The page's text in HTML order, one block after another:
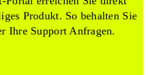
Produkt. So behalten Sie
Ihre Support Anfragen.